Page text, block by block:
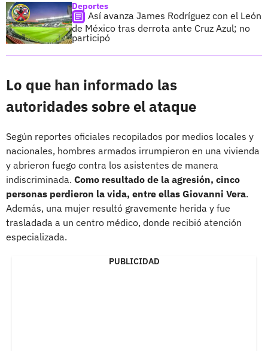
Deportes
Así avanza James Rodríguez con el León
de México tras derrota ante Cruz Azul; no
participó
Lo que han informado las
autoridades sobre el ataque
Según reportes oficiales recopilados por medios locales y
nacionales, hombres armados irrumpieron en una vivienda
y abrieron fuego contra los asistentes de manera
indiscriminada. Como resultado de la agresión, cinco
personas perdieron la vida, entre ellas Giovanni Vera.
Además, una mujer resultó gravemente herida y fue
trasladada a un centro médico, donde recibió atención
especializada.
PUBLICIDAD